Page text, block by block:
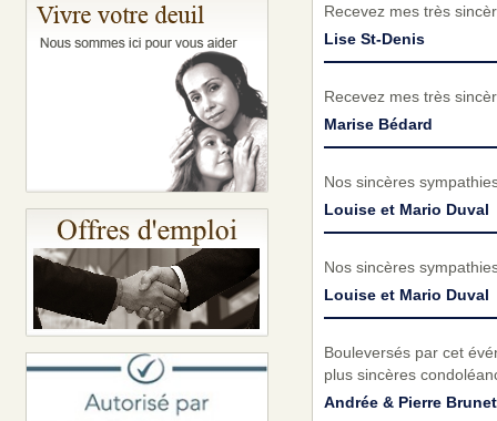
Recevez mes très
Lise St-Denis
Recevez mes très
Marise Bédard
Nos sincères
Louise et Mario Duval
Nos sincères
Louise et Mario Duval
Bouleversés par cet
plus sincères
Andrée & Pierre Brunet